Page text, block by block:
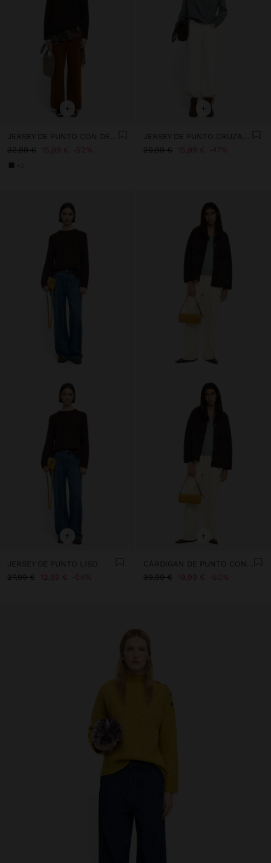
+
32,99 €
15,99 € 52%
+
29,99 €
15,99 € 47%
+
JERSEY DE PUNTO LISO
27,99 €
12,99 € 54%
+
CÁRDIGAN DE PUNTO CON FLECOS
39,99 €
19,99 € 50%